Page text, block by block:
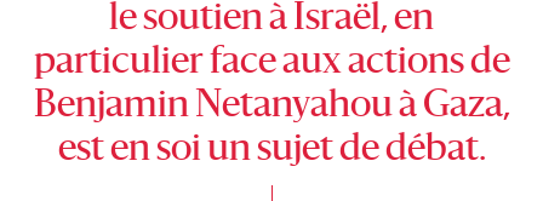
le soutien à Israël, en
particulier face aux actions de
Benjamin Netanyahou à Gaza,
est en soi un sujet de débat.